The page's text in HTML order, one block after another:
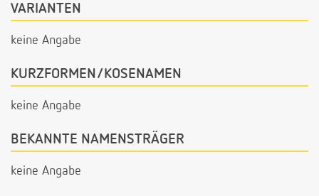
VARIANTEN
keine Angabe
KURZFORMEN/KOSENAMEN
keine Angabe
BEKANNTE NAMENSTRÄGER
keine Angabe